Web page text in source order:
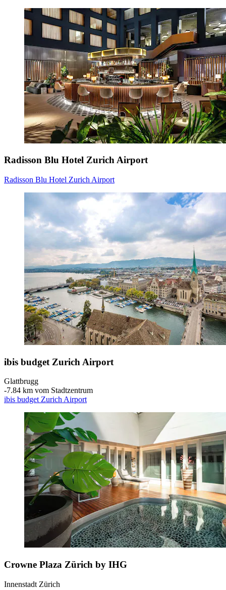
Radisson Blu Hotel Zurich Airport
Radisson Blu Hotel Zurich Airport
ibis budget Zurich Airport
Glattbrugg
‐7.84 km vom Stadtzentrum
ibis budget Zurich Airport
Crowne Plaza Zürich by IHG
Innenstadt Zürich